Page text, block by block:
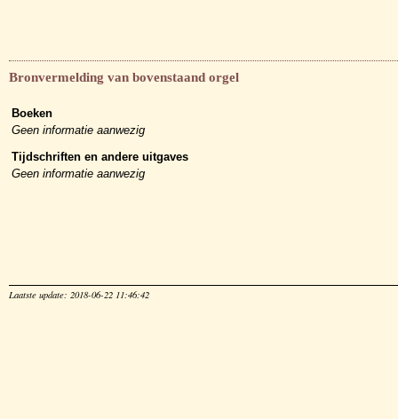
Bronvermelding van bovenstaand orgel
Boeken
Geen informatie aanwezig
Tijdschriften en andere uitgaves
Geen informatie aanwezig
Laatste update: 2018-06-22 11:46:42